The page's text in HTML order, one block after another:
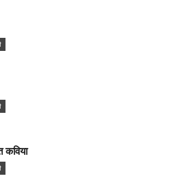
कविया